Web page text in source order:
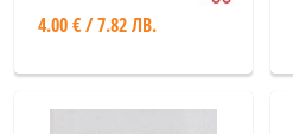
4.00 € / 7.82 ЛВ.